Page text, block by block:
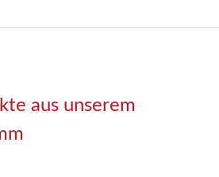
aus unserem